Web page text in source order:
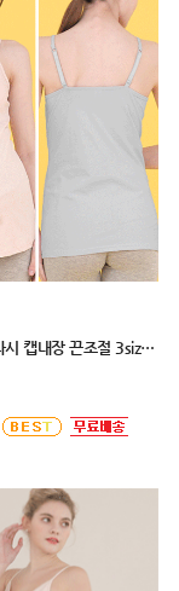
면스판 수유나시 캡내장 끈조절 3size,3color 2매 빅사이즈수유나시